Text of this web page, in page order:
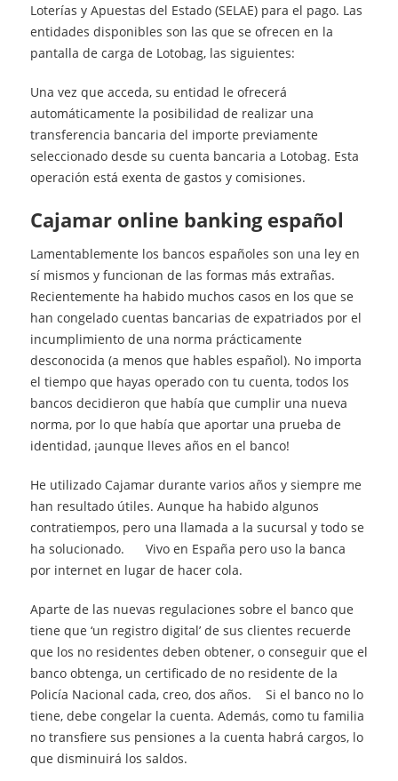
Loterías y Apuestas del Estado (SELAE) para el pago. Las
entidades disponibles son las que se ofrecen en la
pantalla de carga de Lotobag, las siguientes:
Una vez que acceda, su entidad le ofrecerá
automáticamente la posibilidad de realizar una
transferencia bancaria del importe previamente
seleccionado desde su cuenta bancaria a Lotobag. Esta
operación está exenta de gastos y comisiones.
cajamar online banking español
Lamentablemente los bancos españoles son una ley en
sí mismos y funcionan de las formas más extrañas.
Recientemente ha habido muchos casos en los que se
han congelado cuentas bancarias de expatriados por el
incumplimiento de una norma prácticamente
desconocida (a menos que hables español). No importa
el tiempo que hayas operado con tu cuenta, todos los
bancos decidieron que había que cumplir una nueva
norma, por lo que había que aportar una prueba de
identidad, ¡aunque lleves años en el banco!
He utilizado Cajamar durante varios años y siempre me
han resultado útiles. Aunque ha habido algunos
contratiempos, pero una llamada a la sucursal y todo se
ha solucionado. Vivo en España pero uso la banca
por internet en lugar de hacer cola.
Aparte de las nuevas regulaciones sobre el banco que
tiene que ‘un registro digital’ de sus clientes recuerde
que los no residentes deben obtener, o conseguir que el
banco obtenga, un certificado de no residente de la
Policía Nacional cada, creo, dos años. Si el banco no lo
tiene, debe congelar la cuenta. Además, como tu familia
no transfiere sus pensiones a la cuenta habrá cargos, lo
que disminuirá los saldos.